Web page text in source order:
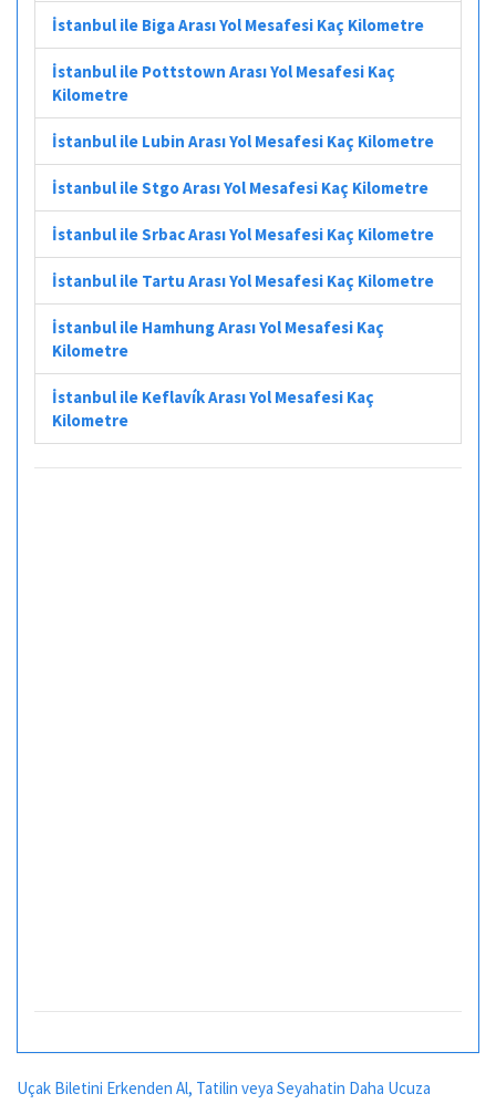
İstanbul ile Biga Arası Yol Mesafesi Kaç Kilometre
İstanbul ile Pottstown Arası Yol Mesafesi Kaç
Kilometre
İstanbul ile Lubin Arası Yol Mesafesi Kaç Kilometre
İstanbul ile Stgo Arası Yol Mesafesi Kaç Kilometre
İstanbul ile Srbac Arası Yol Mesafesi Kaç Kilometre
İstanbul ile Tartu Arası Yol Mesafesi Kaç Kilometre
İstanbul ile Hamhung Arası Yol Mesafesi Kaç
Kilometre
İstanbul ile Keflavík Arası Yol Mesafesi Kaç
Kilometre
Uçak Biletini Erkenden Al, Tatilin veya Seyahatin Daha Ucuza